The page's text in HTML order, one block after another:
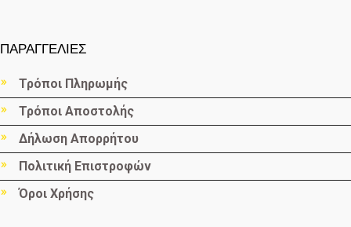
ΠΑΡΑΓΓΕΛΙΕΣ
Τρόποι Πληρωμής
Τρόποι Αποστολής
Δήλωση Απορρήτου
Πολιτική Επιστροφών
Όροι Χρήσης